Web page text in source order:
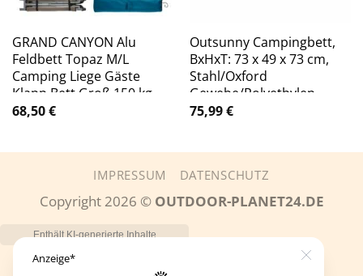
GRAND CANYON Alu
Feldbett Topaz M/L
Camping Liege Gäste
Klapp Bett Groß 150 kg
Modell: Medium – Falcon
68,50€
Outsunny Campingbett,
BxHxT: 73 x 49 x 73 cm,
Stahl/Oxford
Gewebe/Polyethylen –
gruen | schwarz
75,99€
IMPRESSUM DATENSCHUTZ
Copyright 2026 © OUTDOOR-PLANET24.DE
Anzeige* Close